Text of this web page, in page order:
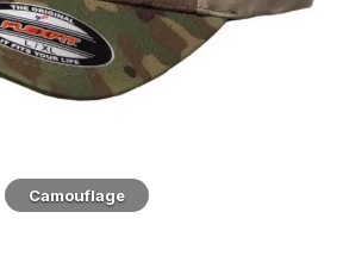
Camouflage